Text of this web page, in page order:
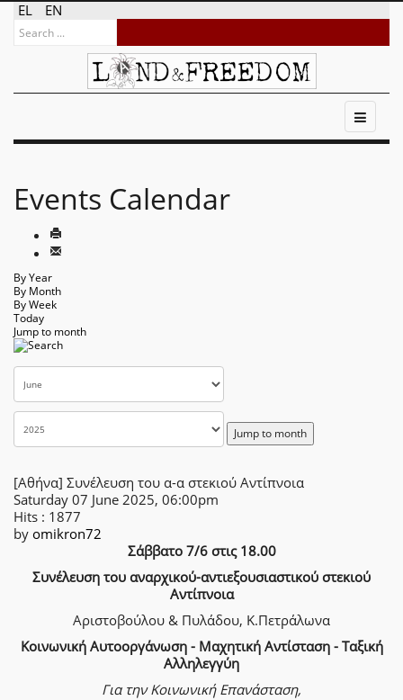
EL EN
Events Calendar
By Year
By Month
By Week
Today
Jump to month
Jump to month
[Αθήνα] Συνέλευση του α-α στεκιού Αντίπνοια
Saturday 07 June 2025, 06:00pm
Hits : 1877
by omikron72
Σάββατο 7/6 στις 18.00
Συνέλευση του αναρχικού-αντιεξουσιαστικού στεκιού
Αντίπνοια
Αριστοβούλου & Πυλάδου, Κ.Πετράλωνα
Κοινωνική Αυτοοργάνωση - Μαχητική Αντίσταση - Ταξική
Αλληλεγγύη
Για την Κοινωνική Επανάσταση,